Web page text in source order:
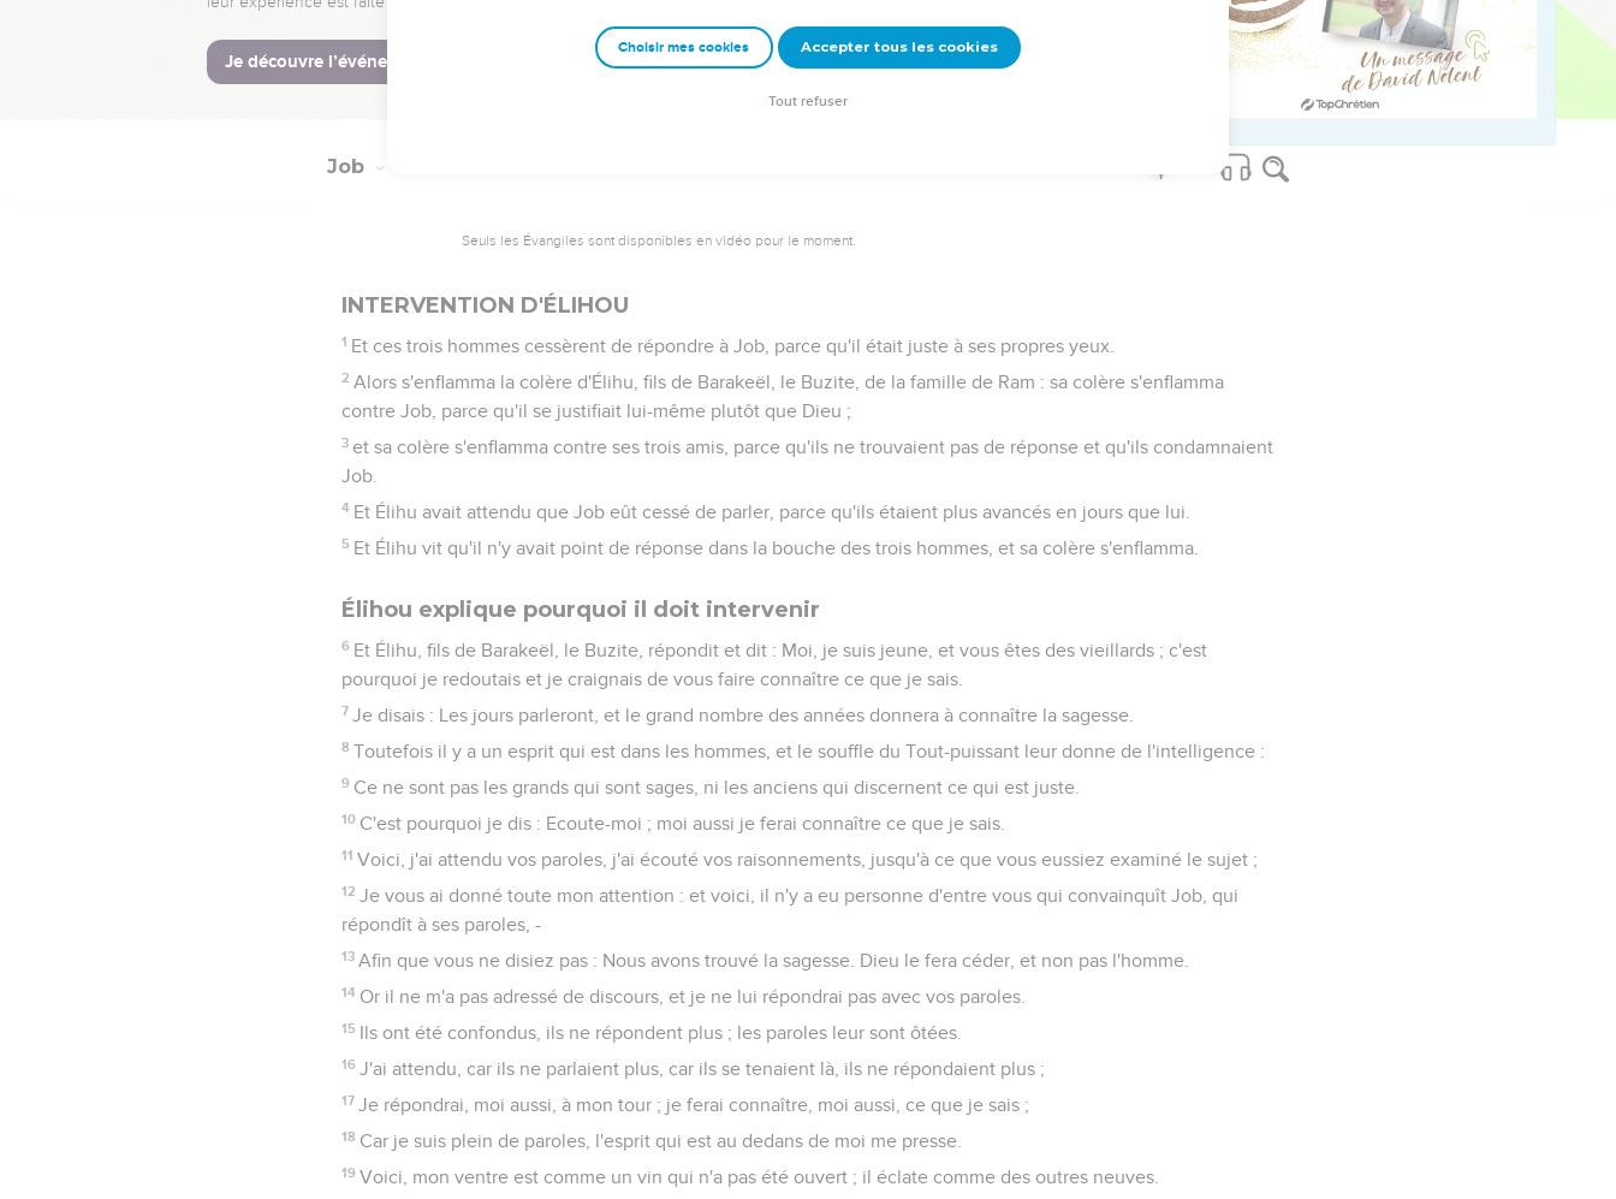
Si ma terre crie contre moi, et que ses sillons pleurent ensemble,
39 Si j'en ai mangé le revenu, sans argent, et que j'aie tourmenté à mort l'âme de ses possesseurs,
Que les épines croissent au lieu de froment, et l'ivraie au lieu d'orge ! Les paroles de Job sont finies.
Job
Seuls les Évangiles sont disponibles en vidéo pour le moment.
INTERVENTION D'ÉLIHOU
1 Et ces trois hommes cessèrent de répondre à Job, parce qu'il était juste à ses propres yeux.
2 Alors s'enflamma la colère d'Élihu, fils de Barakeël, le Buzite, de la famille de Ram : sa colère s'enflamma
contre Job, parce qu'il se justifiait lui-même plutôt que Dieu ;
3 et sa colère s'enflamma contre ses trois amis, parce qu'ils ne trouvaient pas de réponse et qu'ils condamnaient
Job.
4 Et Élihu avait attendu que Job eût cessé de parler, parce qu'ils étaient plus avancés en jours que lui.
5 Et Élihu vit qu'il n'y avait point de réponse dans la bouche des trois hommes, et sa colère s'enflamma.
Élihou explique pourquoi il doit intervenir
6 Et Élihu, fils de Barakeël, le Buzite, répondit et dit : Moi, je suis jeune, et vous êtes des vieillards ; c'est
pourquoi je redoutais et je craignais de vous faire connaître ce que je sais.
7 Je disais : Les jours parleront, et le grand nombre des années donnera à connaître la sagesse.
8 Toutefois il y a un esprit qui est dans les hommes, et le souffle du Tout-puissant leur donne de l'intelligence :
9 Ce ne sont pas les grands qui sont sages, ni les anciens qui discernent ce qui est juste.
10 C'est pourquoi je dis : Ecoute-moi ; moi aussi je ferai connaître ce que je sais.
11 Voici, j'ai attendu vos paroles, j'ai écouté vos raisonnements, jusqu'à ce que vous eussiez examiné le sujet ;
12 Je vous ai donné toute mon attention : et voici, il n'y a eu personne d'entre vous qui convainquît Job, qui
répondît à ses paroles, -
13 Afin que vous ne disiez pas : Nous avons trouvé la sagesse. Dieu le fera céder, et non pas l'homme.
14 Or il ne m'a pas adressé de discours, et je ne lui répondrai pas avec vos paroles.
15 Ils ont été confondus, ils ne répondent plus ; les paroles leur sont ôtées.
16 J'ai attendu, car ils ne parlaient plus, car ils se tenaient là, ils ne répondaient plus ;
17 Je répondrai, moi aussi, à mon tour ; je ferai connaître, moi aussi, ce que je sais ;
18 Car je suis plein de paroles, l'esprit qui est au dedans de moi me presse.
19 Voici, mon ventre est comme un vin qui n'a pas été ouvert ; il éclate comme des outres neuves.
Choisir mes cookies Accepter tous les cookies
Tout refuser